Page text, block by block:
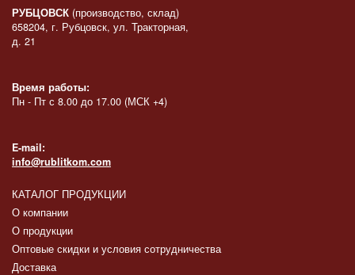
РУБЦОВСК (производство, склад)
658204, г. Рубцовск, ул. Тракторная,
д. 21
Время работы:
Пн - Пт с 8.00 до 17.00 (МСК +4)
E-mail:
info@rublitkom.com
КАТАЛОГ ПРОДУКЦИИ
О компании
О продукции
Оптовые скидки и условия сотрудничества
Доставка